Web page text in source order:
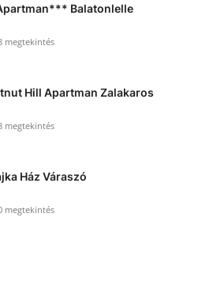
Balatonlelle
megtekintés
Hill Apartman Zalakaros
megtekintés
Ház Váraszó
megtekintés